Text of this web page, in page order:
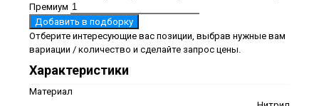
Премиум
Добавить в подборку
Отберите интересующие вас позиции, выбрав нужные вам
вариации / количество и сделайте запрос цены.
Характеристики
Материал